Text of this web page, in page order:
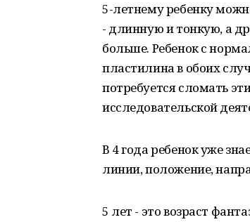
5-летнему ребенку
- длинную и тонкую, а
больше. Ребенок с
пластилина в обоих
потребуется сломать
исследовательской
В 4 года ребенок уже
линии, положение,
5 лет - это возраст